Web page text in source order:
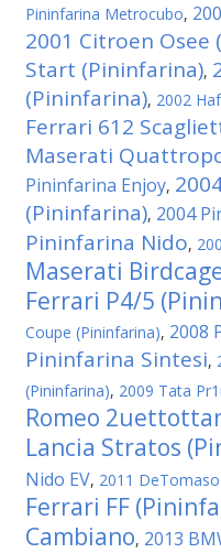
Pininfarina Metrocubo,
2001 Citroen Osee
Start (Pininfarina),
(Pininfarina), 2002
Ferrari 612
Maserati
Pininfarina Enjoy,
(Pininfarina), 2004
Pininfarina Nido,
Maserati
Ferrari P4/5
Coupe (Pininfarina), 2008
Pininfarina Sintesi,
(Pininfarina), 2009 Tata
Romeo
Lancia Stratos
Nido EV, 2011
Ferrari FF
Cambiano, 2013